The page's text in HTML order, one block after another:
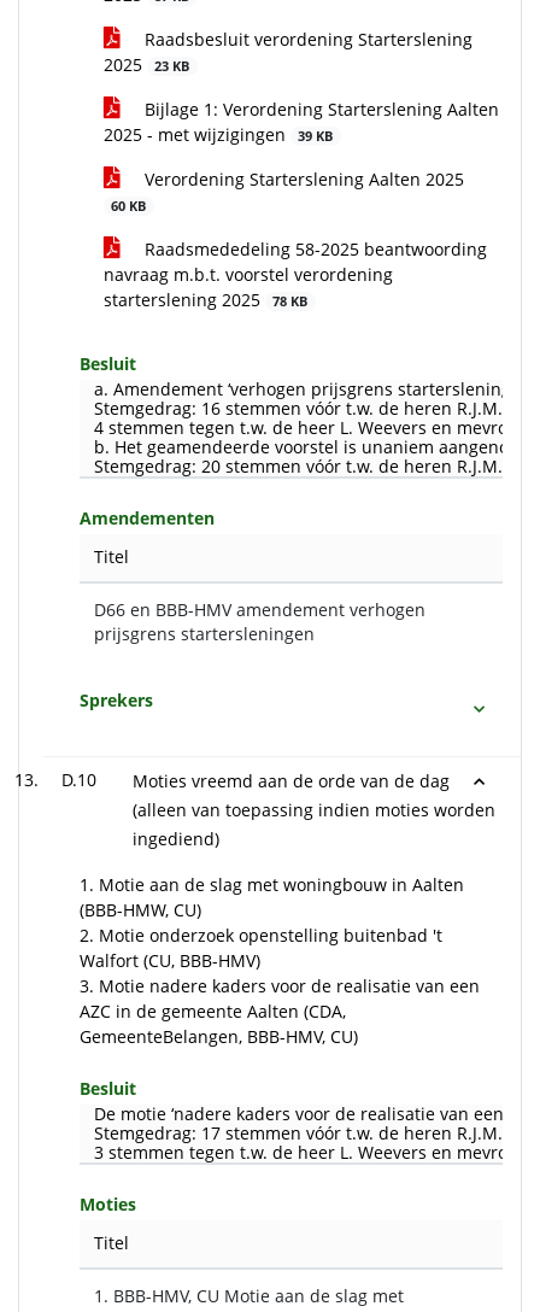
Raadsbesluit verordening Starterslening
2025
23 KB
Bijlage 1: Verordening Starterslening Aalten
2025 - met wijzigingen
39 KB
Verordening Starterslening Aalten 2025
60 KB
Raadsmededeling 58-2025 beantwoording
navraag m.b.t. voorstel verordening
starterslening 2025
78 KB
Besluit
a. Amendement ‘verhogen prijsgrens
Stemgedrag: 16 stemmen vóór t.w. de heren R.J.M.
4 stemmen tegen t.w. de heer L. Weevers en mevrouw
b. Het geamendeerde voorstel is unaniem
Stemgedrag: 20 stemmen vóór t.w. de heren R.J.M.
Amendementen
Titel
D66 en BBB-HMV amendement verhogen
prijsgrens startersleningen
Sprekers
D.10
Moties vreemd aan de orde van de dag
(alleen van toepassing indien moties worden
ingediend)
1. Motie aan de slag met woningbouw in Aalten
(BBB-HMW, CU)
2. Motie onderzoek openstelling buitenbad 't
Walfort (CU, BBB-HMV)
3. Motie nadere kaders voor de realisatie van een
AZC in de gemeente Aalten (CDA,
GemeenteBelangen, BBB-HMV, CU)
Besluit
De motie ‘nadere kaders voor de realisatie van een
Stemgedrag: 17 stemmen vóór t.w. de heren R.J.M.
3 stemmen tegen t.w. de heer L. Weevers en mevrouw
Moties
Titel
1. BBB-HMV, CU Motie aan de slag met